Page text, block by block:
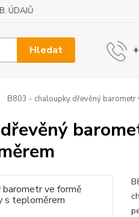
ÚDAJŮ
Hledat
B803 - chaloupky dřevěný